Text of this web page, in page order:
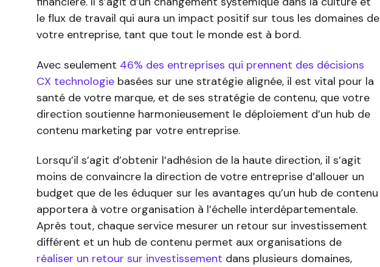
le flux de travail qui aura un impact positif sur tous les domaines de
votre entreprise, tant que tout le monde est à bord.
Avec seulement 46% des entreprises qui prennent des décisions
CX technologie basées sur une stratégie alignée, il est vital pour la
santé de votre marque, et de ses stratégie de contenu, que votre
direction soutienne harmonieusement le déploiement d’un hub de
contenu marketing par votre entreprise.
Lorsqu’il s’agit d’obtenir l’adhésion de la haute direction, il s’agit
moins de convaincre la direction de votre entreprise d’allouer un
budget que de les éduquer sur les avantages qu’un hub de contenu
apportera à votre organisation à l’échelle interdépartementale.
Après tout, chaque service mesurer un retour sur investissement
différent et un hub de contenu permet aux organisations de
réaliser un retour sur investissement dans plusieurs domaines,